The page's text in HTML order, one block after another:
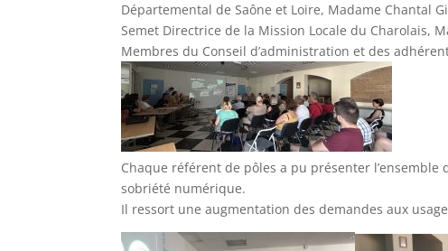
Départemental de Saône et Loire, Madame Chantal
Semet Directrice de la Mission Locale du Charolais,
Membres du Conseil d’administration et des
Chaque référent de pôles a pu présenter
sobriété numérique.
Il ressort une augmentation des demandes aux